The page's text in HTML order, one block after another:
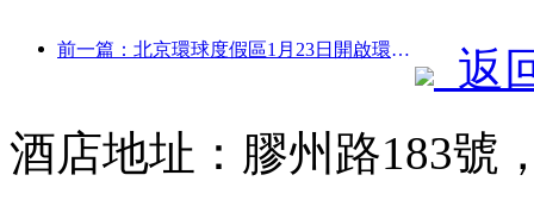
前一篇：北京環球度假區1月23日開啟環球中國年活動，持續40天
返
酒店地址：膠州路183號